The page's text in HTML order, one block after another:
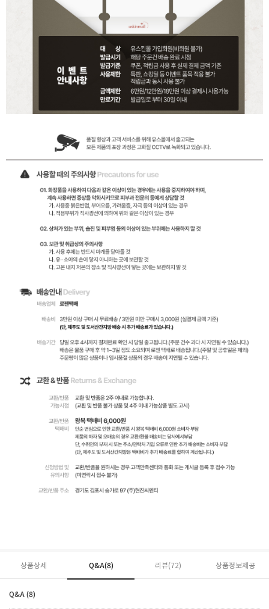
상품상세 Q&A(8) 리뷰(72) 상품정보제공
Q&A (8)